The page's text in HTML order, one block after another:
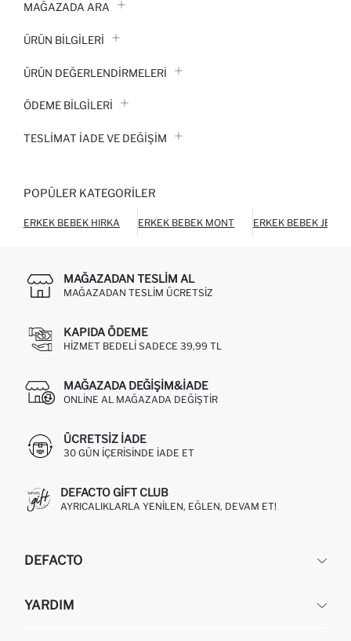
MAĞAZADA ARA
ÜRÜN BILGILERI
ÜRÜN DEĞERLENDİRMELERİ
ÖDEME BİLGİLERİ
TESLIMAT İADE VE DEĞIŞIM
POPÜLER KATEGORILER
ERKEK BEBEK HIRKA ERKEK BEBEK MONT ERKEK BEBEK JEAN
MAĞAZADAN TESLIM AL
MAĞAZADAN TESLIM ÜCRETSIZ
KAPIDA ÖDEME
HIZMET BEDELI SADECE 39,99 TL
MAĞAZADA DEĞIŞIM&İADE
ONLINE AL MAĞAZADA DEĞIŞTIR
ÜCRETSIZ IADE
30 GÜN IÇERISINDE IADE ET
DEFACTO GIFT CLUB
AYRICALIKLARLA YENILEN, EĞLEN, DEVAM ET!
DEFACTO
HAKKIMIZDA
YARDIM